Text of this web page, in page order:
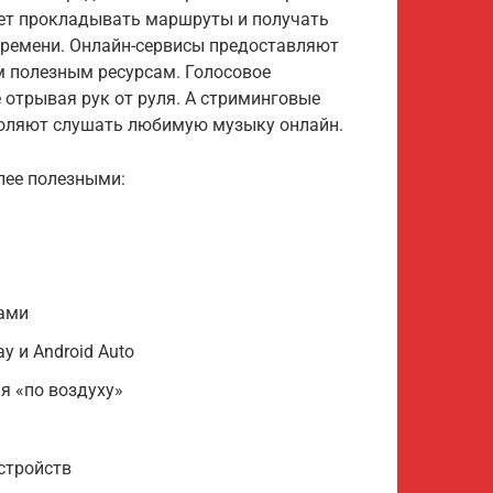
прокладывать маршруты и получать
Онлайн-сервисы предоставляют
полезным ресурсам. Голосовое
отрывая рук от руля. А стриминговые
слушать любимую музыку онлайн.
полезными:
и Android Auto
«по воздуху»